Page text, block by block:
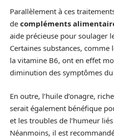
Parallèlement à ces
de compléments
aide précieuse pour soulager
Certaines substances,
la vitamine B6, ont en effet
diminution des symptômes
En outre, l’huile d’onagre,
serait également bénéfique
et les troubles de l’humeur
Néanmoins, il est